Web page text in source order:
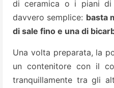
di ceramica o i piani di
davvero semplice: basta
di sale fino e una di
Una volta preparata, la
un contenitore con il
tranquillamente tra gli